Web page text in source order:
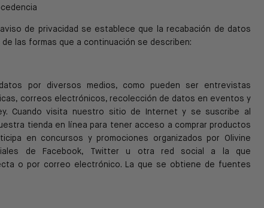
de privacidad se establece que la recabación de datos
las formas que a continuación se describen:
por diversos medios, como
pueden ser entrevistas
correos electrónicos, recolección de datos en eventos y
Cuando visita nuestro sitio de Internet y se suscribe al
tienda en línea para tener acceso a comprar productos
en concursos y promociones organizados por Olivine
de Facebook, Twitter u otra red
social a la que
o por correo electrónico. La que se obtiene de fuentes